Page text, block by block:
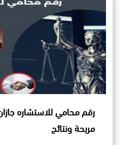
رقم محامي للاستشاره
مريحة ونتائج